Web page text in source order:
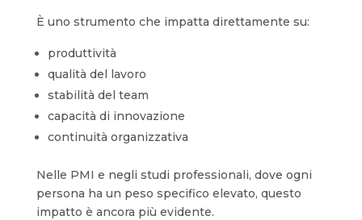
È uno strumento che impatta direttamente su:
produttività
qualità del lavoro
stabilità del team
capacità di innovazione
continuità organizzativa
Nelle PMI e negli studi professionali, dove ogni
persona ha un peso specifico elevato, questo
impatto è ancora più evidente.